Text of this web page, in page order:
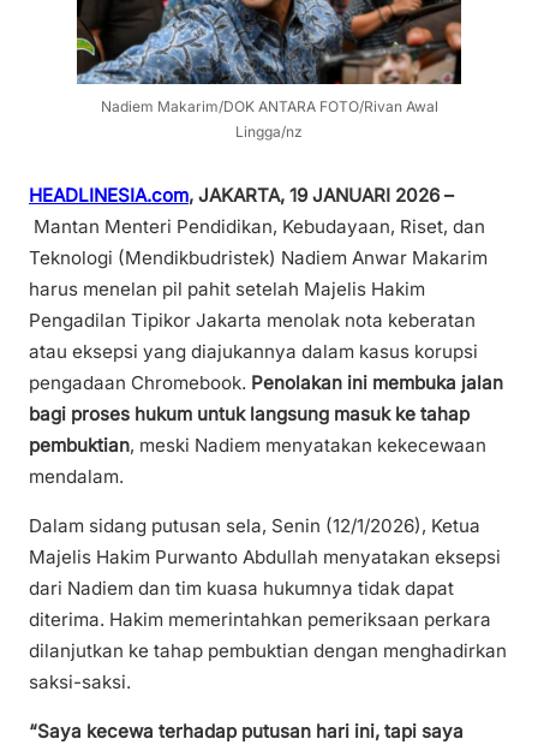
Nadiem Makarim/DOK ANTARA FOTO/Rivan Awal
Lingga/nz
HEADLINESIA.com, JAKARTA, 19 JANUARI 2026 –
Mantan Menteri Pendidikan, Kebudayaan, Riset, dan
Teknologi (Mendikbudristek) Nadiem Anwar Makarim
harus menelan pil pahit setelah Majelis Hakim
Pengadilan Tipikor Jakarta menolak nota keberatan
atau eksepsi yang diajukannya dalam kasus korupsi
pengadaan Chromebook. Penolakan ini membuka jalan
bagi proses hukum untuk langsung masuk ke tahap
pembuktian, meski Nadiem menyatakan kekecewaan
mendalam.
Dalam sidang putusan sela, Senin (12/1/2026), Ketua
Majelis Hakim Purwanto Abdullah menyatakan eksepsi
dari Nadiem dan tim kuasa hukumnya tidak dapat
diterima. Hakim memerintahkan pemeriksaan perkara
dilanjutkan ke tahap pembuktian dengan menghadirkan
saksi-saksi.
“Saya kecewa terhadap putusan hari ini, tapi saya